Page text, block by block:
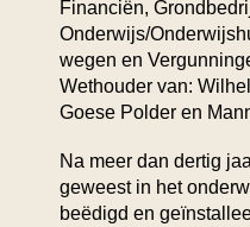
Financiën,
Onderwijs/
wegen en
Wethouder van:
Goese Polder en
Na meer dan dertig
geweest in het
beëdigd en